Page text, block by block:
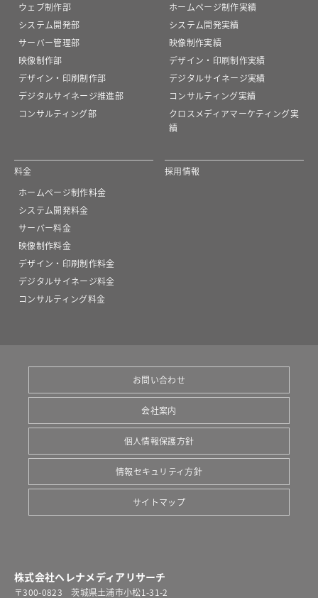
ウェブ制作部
システム開発部
サーバー管理部
映像制作部
デザイン・印刷制作部
デジタルサイネージ推進部
コンサルティング部
ホームページ制作実績
システム開発実績
映像制作実績
デザイン・印刷制作実績
デジタルサイネージ実績
コンサルティング実績
クロスメディアマーケティング実
績
料金
ホームページ制作料金
システム開発料金
サーバー料金
映像制作料金
デザイン・印刷制作料金
デジタルサイネージ料金
コンサルティング料金
採用情報
株式会社ヘレナメディアリサーチ
〒300-0823 茨城県土浦市小松1-31-2
お問い合わせ
会社案内
個人情報保護方針
情報セキュリティ方針
サイトマップ